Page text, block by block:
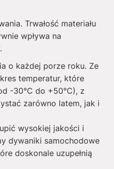
Trwałość materiału
wpływa na
o każdej porze roku. Ze
temperatur, które
-30°C do +50°C), z
zarówno latem, jak i
wysokiej jakości i
dywaniki samochodowe
doskonale uzupełnią